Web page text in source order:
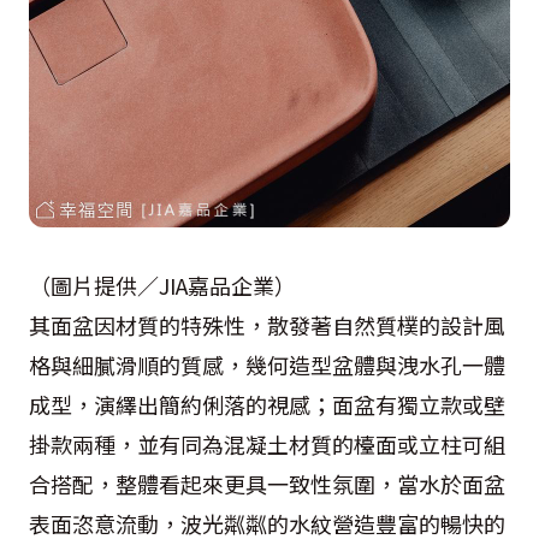
（圖片提供／JIA嘉品企業）
其面盆因材質的特殊性，散發著自然質樸的設計風
格與細膩滑順的質感，幾何造型盆體與洩水孔一體
成型，演繹出簡約俐落的視感；面盆有獨立款或壁
掛款兩種，並有同為混凝土材質的檯面或立柱可組
合搭配，整體看起來更具一致性氛圍，當水於面盆
表面恣意流動，波光粼粼的水紋營造豐富的暢快的